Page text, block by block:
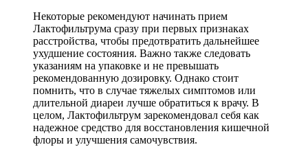
Некоторые рекомендуют начинать прием
Лактофильтрума сразу при первых признаках
расстройства, чтобы предотвратить дальнейшее
ухудшение состояния. Важно также следовать
указаниям на упаковке и не превышать
рекомендованную дозировку. Однако стоит
помнить, что в случае тяжелых симптомов или
длительной диареи лучше обратиться к врачу. В
целом, Лактофильтрум зарекомендовал себя как
надежное средство для восстановления кишечной
флоры и улучшения самочувствия.